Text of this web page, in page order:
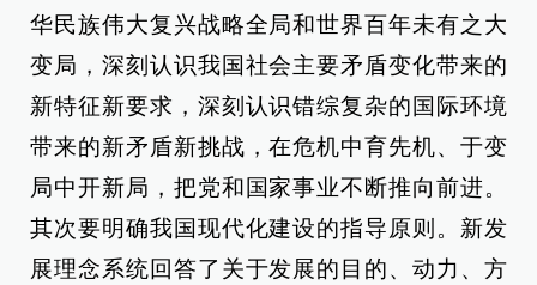
华民族伟大复兴战略全局和世界百年未有之大
变局，深刻认识我国社会主要矛盾变化带来的
新特征新要求，深刻认识错综复杂的国际环境
带来的新矛盾新挑战，在危机中育先机、于变
局中开新局，把党和国家事业不断推向前进。
其次要明确我国现代化建设的指导原则。新发
展理念系统回答了关于发展的目的、动力、方